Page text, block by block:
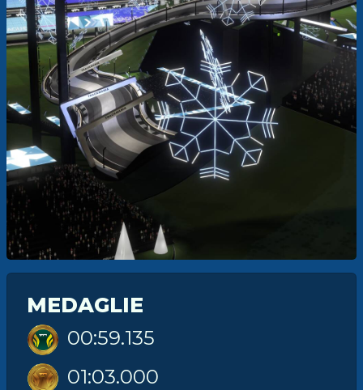
MEDAGLIE
00:59.135
01:03.000